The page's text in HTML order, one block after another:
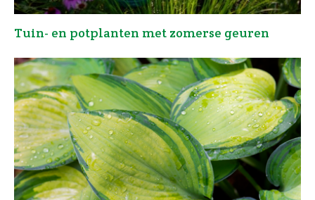
Tuin- en potplanten met zomerse geuren